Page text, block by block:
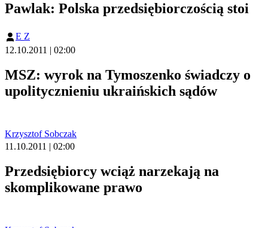
Pawlak: Polska przedsiębiorczością stoi
E Z
12.10.2011 | 02:00
MSZ: wyrok na Tymoszenko świadczy o
upolitycznieniu ukraińskich sądów
Krzysztof Sobczak
11.10.2011 | 02:00
Przedsiębiorcy wciąż narzekają na
skomplikowane prawo